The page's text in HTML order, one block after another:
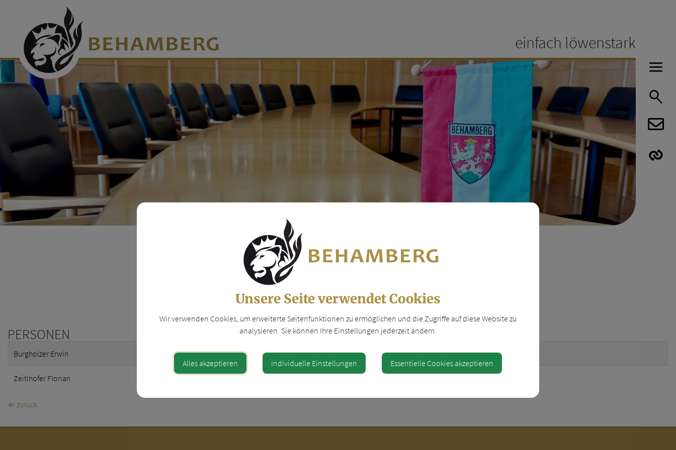
einfach löwenstark
PERSONEN
Burgholzer Erwin 07252 73608 abhofburgholzer@aon.at
Zeitlhofer Florian 0664 2122742
⇐ zurück
Unsere Seite verwendet Cookies
Wir verwenden Cookies, um erweiterte Seitenfunktionen zu ermöglichen und die Zugriffe auf diese Website zu
analysieren. Sie können Ihre Einstellungen jederzeit ändern.
Alles akzeptieren Individuelle Einstellungen Essentielle Cookies akzeptieren